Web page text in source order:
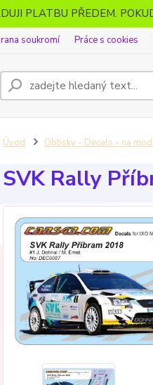
PLATBU PŘEDEM.
soukromí Práce s cookies
Úvod Obtisky - Decals - na
SVK Rally